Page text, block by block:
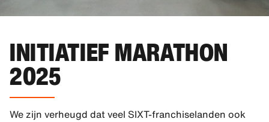
INITIATIEF MARATHON
2025
We zijn verheugd dat veel SIXT-franchiselanden ook